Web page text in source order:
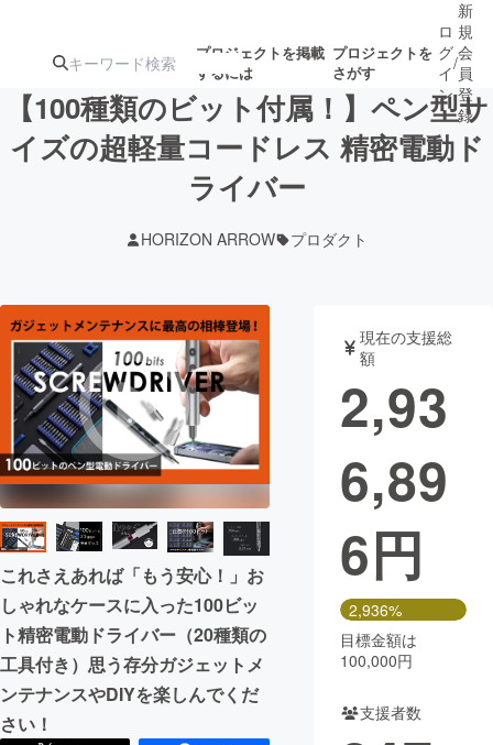
プロジェクトを掲載
するには
プロジェクトを
さがす
注目の新着プロ募集終了が近いプ
テクノロジー・ガジェット
映像・映画 書籍・雑誌
ビジネス・起業 チャレンジ
まちづくり・地域活性化
CAMPFIRE for Social Good
CAMPFIRE Creation
CAMPFIREふるさと納税machi-ya コミュニティ
ロ
グ
イ
ン
/
新
規
会
員
登
録
【100種類のビット付属！】ペン型サ
イズの超軽量コードレス 精密電動ド
ライバー
HORIZON ARROW プロダクト
これさえあれば「もう安心！」お
しゃれなケースに入った100ビッ
ト精密電動ドライバー（20種類の
工具付き）思う存分ガジェットメ
ンテナンスやDIYを楽しんでくだ
さい！
現在の支援総
額
2,93
6,89
6円
2,936%
目標金額は
100,000円
支援者数